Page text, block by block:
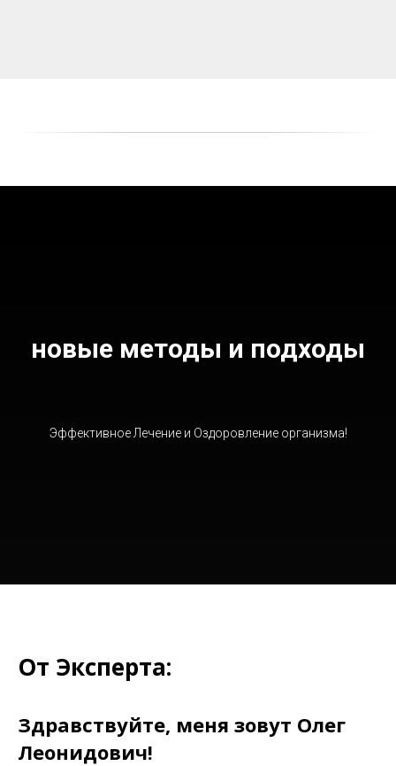
новые методы и подходы
Эффективное Лечение и Оздоровление организма!
От Эксперта:
Здравствуйте, меня зовут Олег
Леонидович!